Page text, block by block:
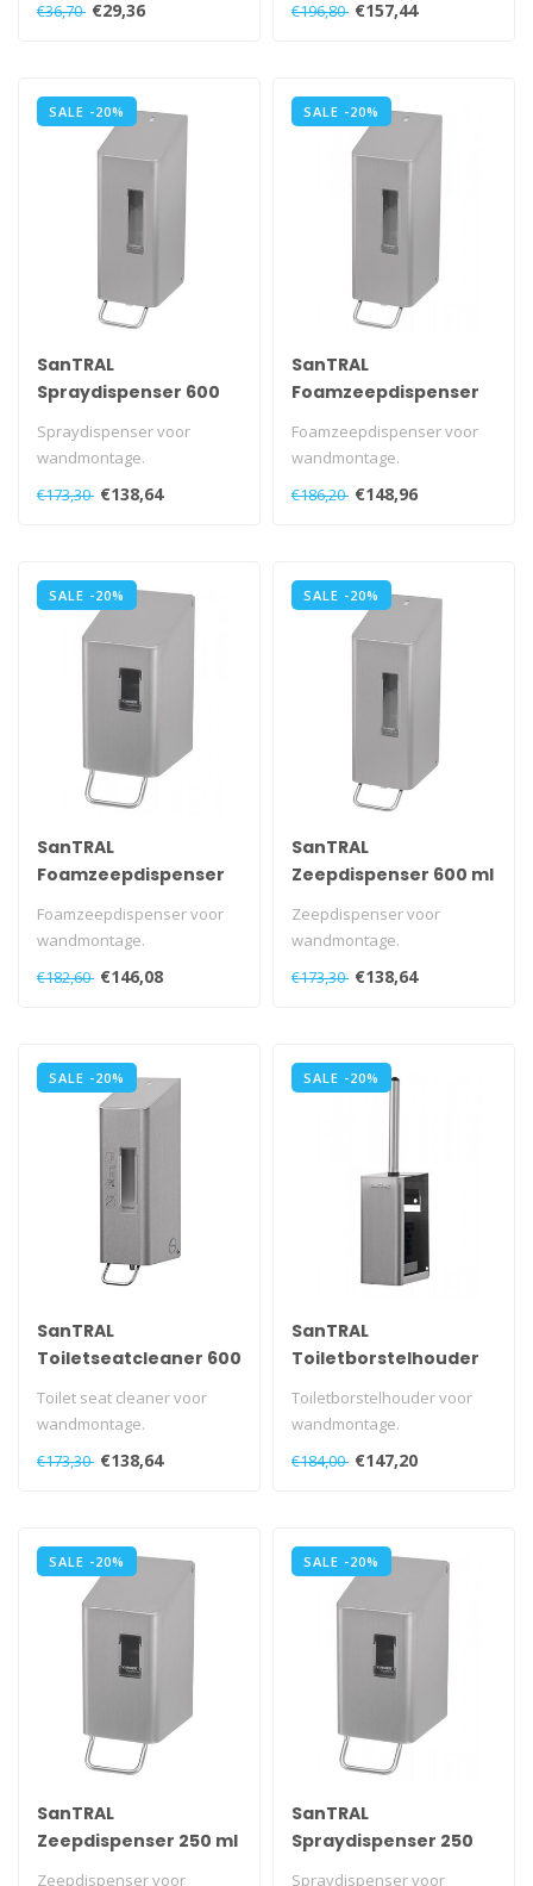
€36,70 €29,36 €196,80 €157,44
SALE -20%
SanTRAL
Spraydispenser 600
Spraydispenser voor
wandmontage.
Met navulbaar reservoir.
Met kunststof slot e..
€173,30 €138,64
SALE -20%
SanTRAL
Foamzeepdispenser
Foamzeepdispenser voor
wandmontage.
Met navulbaar reservoir.
Met kunststof slo..
€186,20 €148,96
SALE -20%
SanTRAL
Foamzeepdispenser
Foamzeepdispenser voor
wandmontage.
Met navulbaar reservoir.
Met verborgen spe..
€182,60 €146,08
SALE -20%
SanTRAL
Zeepdispenser 600 ml
Zeepdispenser voor
wandmontage.
Met navulbaar reservoir.
Met kunststof slot en..
€173,30 €138,64
SALE -20%
SanTRAL
Toiletseatcleaner 600
Toilet seat cleaner voor
wandmontage.
Met navulbaar reservoir.
Met kunststof s..
€173,30 €138,64
SALE -20%
SanTRAL
Toiletborstelhouder
Toiletborstelhouder voor
wandmontage.
Met uitneembare kunststof
opvangschaal.
€184,00 €147,20
SALE -20%
SanTRAL
Zeepdispenser 250 ml
Zeepdispenser voor
SALE -20%
SanTRAL
Spraydispenser 250
Spraydispenser voor